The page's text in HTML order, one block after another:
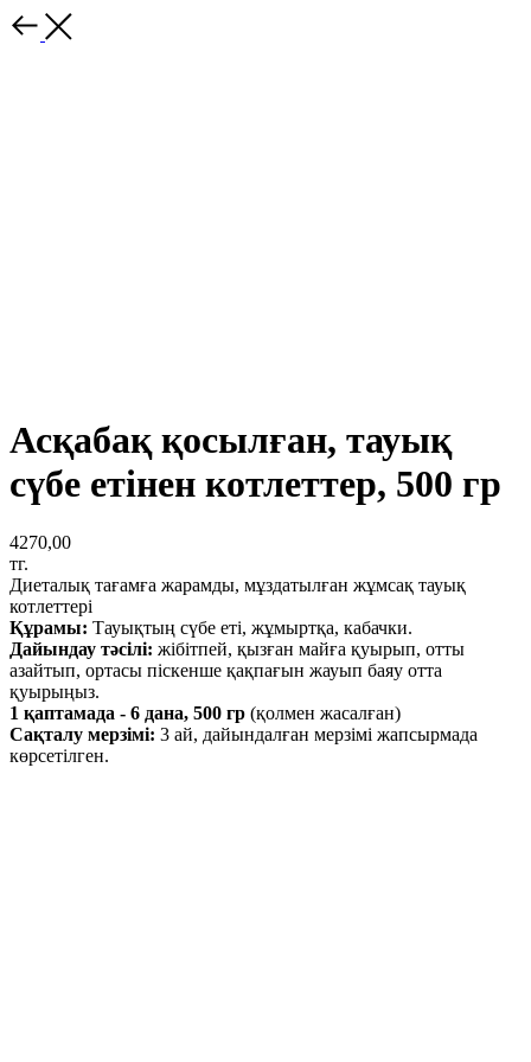
Асқабақ қосылған, тауық
сүбе етінен котлеттер, 500 гр
4270,00
тг.
Диеталық тағамға жарамды, мұздатылған жұмсақ тауық
котлеттері
Құрамы: Тауықтың сүбе еті, жұмыртқа, кабачки.
Дайындау тәсілі: жібітпей, қызған майға қуырып, отты
азайтып, ортасы піскенше қақпағын жауып баяу отта
қуырыңыз.
1 қаптамада - 6 дана, 500 гр (қолмен жасалған)
Сақталу мерзімі: 3 ай, дайындалған мерзімі жапсырмада
көрсетілген.